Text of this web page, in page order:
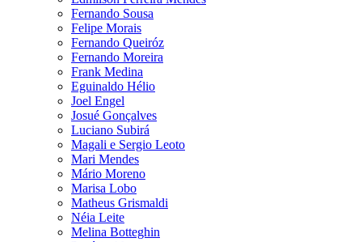
Fernando Sousa
Felipe Morais
Fernando Queiróz
Fernando Moreira
Frank Medina
Eguinaldo Hélio
Joel Engel
Josué Gonçalves
Luciano Subirá
Magali e Sergio Leoto
Mari Mendes
Mário Moreno
Marisa Lobo
Matheus Grismaldi
Néia Leite
Melina Botteghin